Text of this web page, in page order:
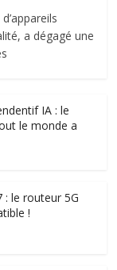
a dégagé une
IA : le
le monde a
le routeur 5G
!